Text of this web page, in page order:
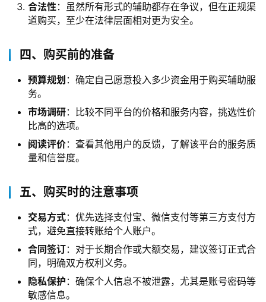
合法性：虽然所有形式的辅助都存在争议，但在正规渠
道购买，至少在法律层面相对更为安全。
四、购买前的准备
预算规划 ：确定自己愿意投入多少资金用于购买辅助服
务。
市场调研：比较不同平台的价格和服务内容，挑选性价
比高的选项。
阅读评价：查看其他用户的反馈，了解该平台的服务质
量和信誉度。
五、购买时的注意事项
交易方式：优先选择支付宝、微信支付等第三方支付方
式，避免直接转账给个人账户。
合同签订：对于长期合作或大额交易，建议签订正式合
同，明确双方权利义务。
隐私保护 ：确保个人信息不被泄露，尤其是账号密码等
敏感信息。